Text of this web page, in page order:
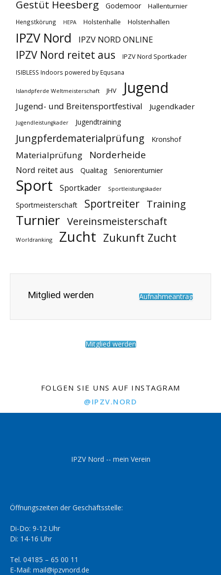
Gestüt Heesberg Godemoor Hallenturnier
Hengstkörung HEPA Holstenhalle Holstenhallen
IPZV Nord IPZV NORD ONLINE
IPZV Nord reitet aus IPZV Nord Sportkader
ISIBLESS Indoors powered by Equsana
Islandpferde Weltmeisterschaft JHV Jugend
Jugend- und Breitensportfestival Jugendkader
Jugendleistungkader Jugendtraining
Jungpferdematerialprüfung Kronshof
Materialprüfung Norderheide
Nord reitet aus Qualitag Seniorenturnier
Sport Sportkader Sportleistungskader
Sportmeisterschaft Sportreiter Training
Turnier Vereinsmeisterschaft
Worldranking Zucht Zukunft Zucht
Mitglied werden Aufnahmeantrag
Mitglied werden
FOLGEN SIE UNS AUF INSTAGRAM
@IPZV.NORD
IPZV Nord -- mein Verein
Öffnungszeiten der Geschäftsstelle:
Di-Do: 9-12 Uhr
Di: 14-16 Uhr
Tel. 04185 – 65 00 11
E-Mail: mail@ipzvnord.de